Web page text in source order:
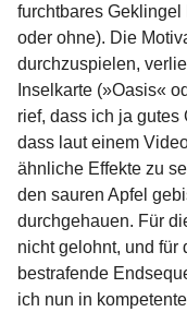
furchtbares
oder ohne). Die
durchzuspielen,
Inselkarte (»Oasis«
rief, dass ich ja gutes
dass laut einem
ähnliche Effekte zu
den sauren Apfel
durchgehauen. Für
nicht gelohnt, und für
bestrafende
ich nun in